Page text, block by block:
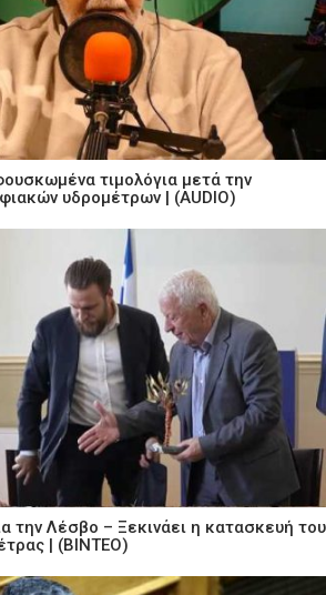
τιμολόγια μετά την
υδρομέτρων | (AUDIO)
την Λέσβο – Ξεκινάει η κατασκευή του
| (ΒΙΝΤΕΟ)